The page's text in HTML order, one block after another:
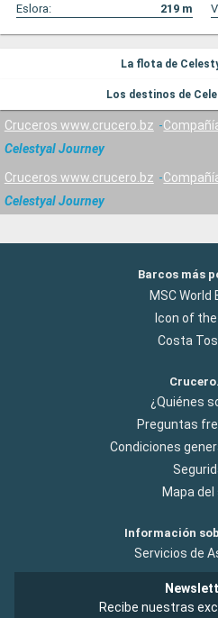
Eslora:
219 m
La flota de
Los destinos de
Cruceros www.crucero.bz
Celestyal Journey
Cruceros www.crucero.bz
Celestyal Journey
Barcos más
MSC World
Icon of
Costa
¿Quiénes
Preguntas
Condiciones
Mapa
Información
Servicios de
Recibe nuestras